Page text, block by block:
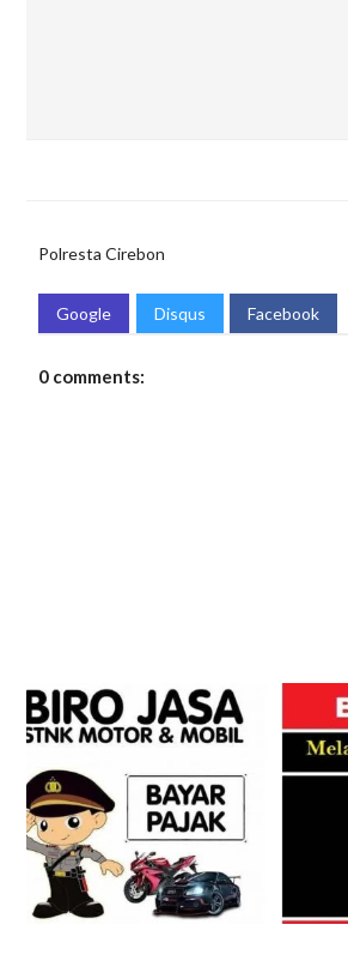
Polresta Cirebon
Google Disqus Facebook
0 comments: